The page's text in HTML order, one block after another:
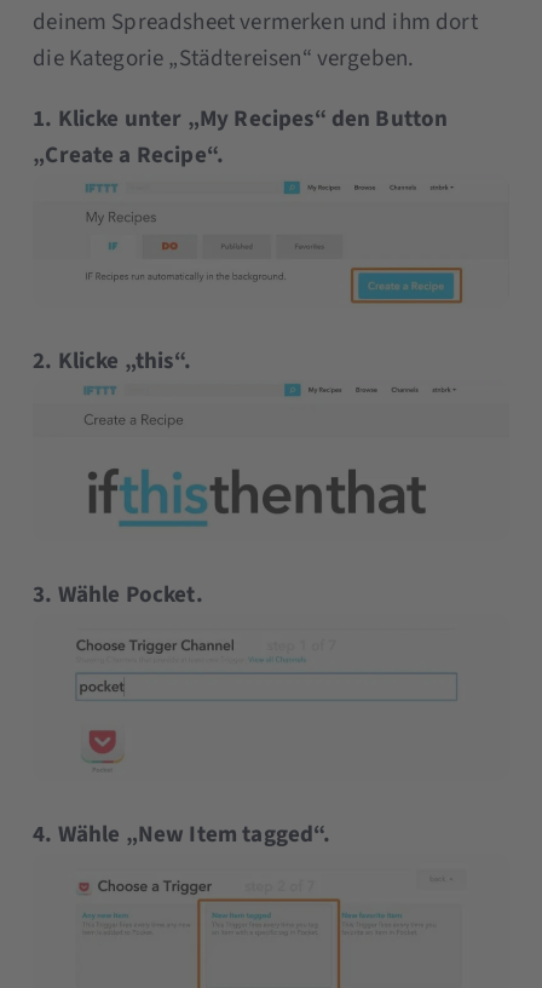
deinem Spreadsheet vermerken und ihm dort
die Kategorie „Städtereisen“ vergeben.
1. Klicke unter „My Recipes“ den Button
„Create a Recipe“.
2. Klicke „this“.
3. Wähle Pocket.
4. Wähle „New Item tagged“.